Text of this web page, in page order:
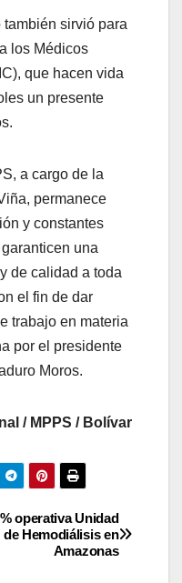
también sirvió para
los Médicos
que hacen vida
un presente
a cargo de la
permanece
y constantes
una
de calidad a toda
el fin de dar
trabajo en materia
por el presidente
Moros.
/ MPPS / Bolívar
operativa Unidad
de Hemodiálisis en
Amazonas